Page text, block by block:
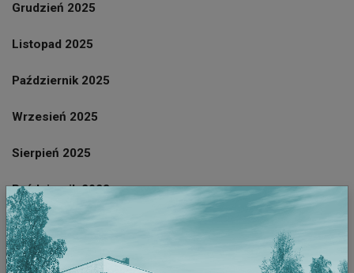
Grudzień 2025
Listopad 2025
Październik 2025
Wrzesień 2025
Sierpień 2025
Październik 2023
Wrzesień 2023
Sierpień 2023